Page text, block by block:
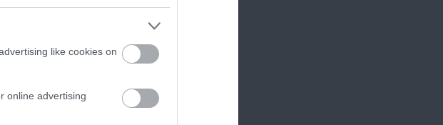
like cookies on
online advertising
történő listázása után.
amely gyorsan a piac
megjelenő játékuk